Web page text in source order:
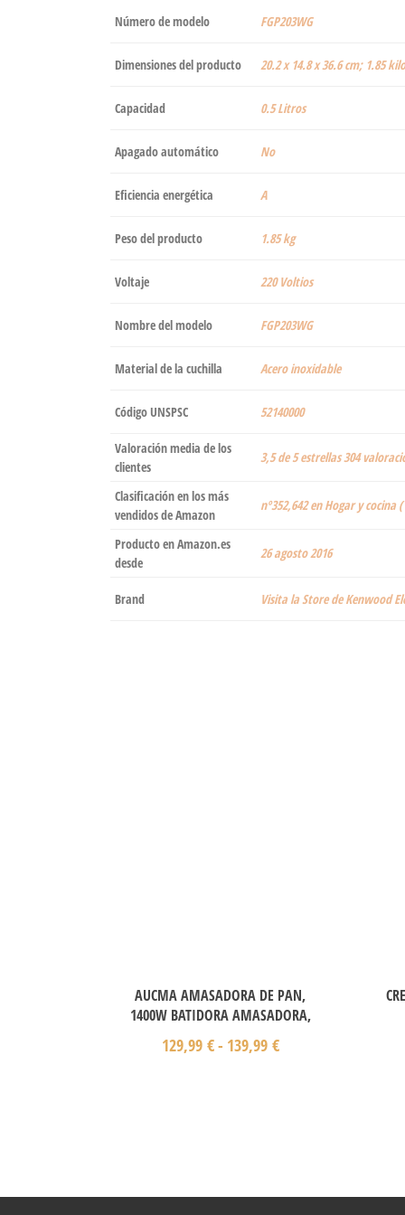
Número de modelo ‎FGP203WG
Dimensiones del producto ‎20.2 x 14.8 x 36.6 cm; 1.85
Capacidad ‎0.5 Litros
Apagado automático ‎No
Eficiencia energética ‎A
Peso del producto ‎1.85 kg
Voltaje ‎220 Voltios
Nombre del modelo ‎FGP203WG
Material de la cuchilla ‎Acero inoxidable
Código UNSPSC 52140000
Valoración media de los
clientes
3,5 de 5 estrellas 304
Clasificación en los más
vendidos de Amazon
nº352,642 en Hogar y cocina
Producto en Amazon.es
desde
26 agosto 2016
Brand Visita la Store de Kenwood
AUCMA AMASADORA DE PAN,
1400W BATIDORA AMASADORA,
129,99 €- 139,99 €